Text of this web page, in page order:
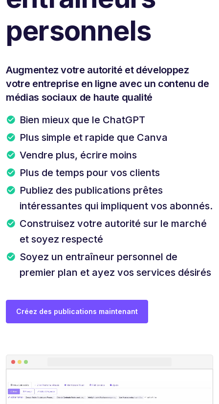
personnels
Augmentez votre autorité et développez
votre entreprise en ligne avec un contenu de
médias sociaux de haute qualité
Bien mieux que le ChatGPT
Plus simple et rapide que Canva
Vendre plus, écrire moins
Plus de temps pour vos clients
Publiez des publications prêtes
intéressantes qui impliquent vos abonnés.
Construisez votre autorité sur le marché
et soyez respecté
Soyez un entraîneur personnel de
premier plan et ayez vos services désirés
Créez des publications maintenant